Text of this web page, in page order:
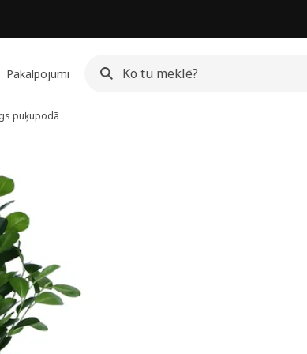
Pakalpojumi
puķupodā